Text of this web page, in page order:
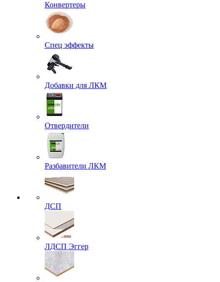
Конвертеры
Спец эффекты
Добавки для ЛКМ
Отвердители
Разбавители ЛКМ
ДСП
ЛДСП Эггер